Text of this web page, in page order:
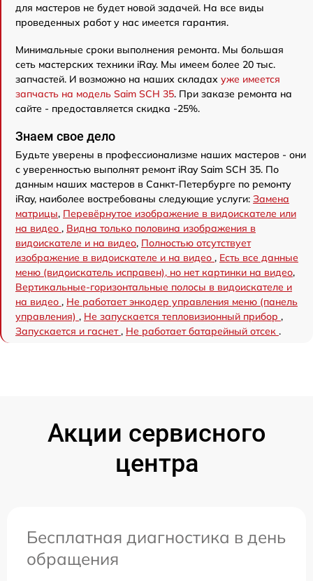
для мастеров не будет новой задачей. На все виды
проведенных работ у нас имеется гарантия.
Минимальные сроки выполнения ремонта. Мы большая
сеть мастерских техники iRay. Мы имеем более 20 тыс.
запчастей. И возможно на наших складах уже имеется
запчасть на модель Saim SCH 35. При заказе ремонта на
сайте - предоставляется скидка -25%.
Знаем свое дело
Будьте уверены в профессионализме наших мастеров - они
с уверенностью выполнят ремонт iRay Saim SCH 35. По
данным наших мастеров в Санкт-Петербурге по ремонту
iRay, наиболее востребованы следующие услуги: Замена
матрицы, Перевёрнутое изображение в видоискателе или
на видео , Видна только половина изображения в
видоискателе и на видео, Полностью отсутствует
изображение в видоискателе и на видео , Есть все данные
меню (видоискатель исправен), но нет картинки на видео,
Вертикальные-горизонтальные полосы в видоискателе и
на видео , Не работает энкодер управления меню (панель
управления) , Не запускается тепловизионный прибор ,
Запускается и гаснет, Не работает батарейный отсек .
Акции сервисного
центра
Бесплатная диагностика в день
обращения